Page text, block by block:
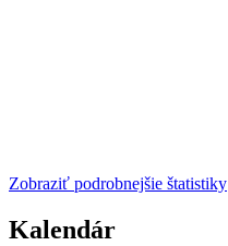
Zobraziť podrobnejšie štatistiky
Kalendár